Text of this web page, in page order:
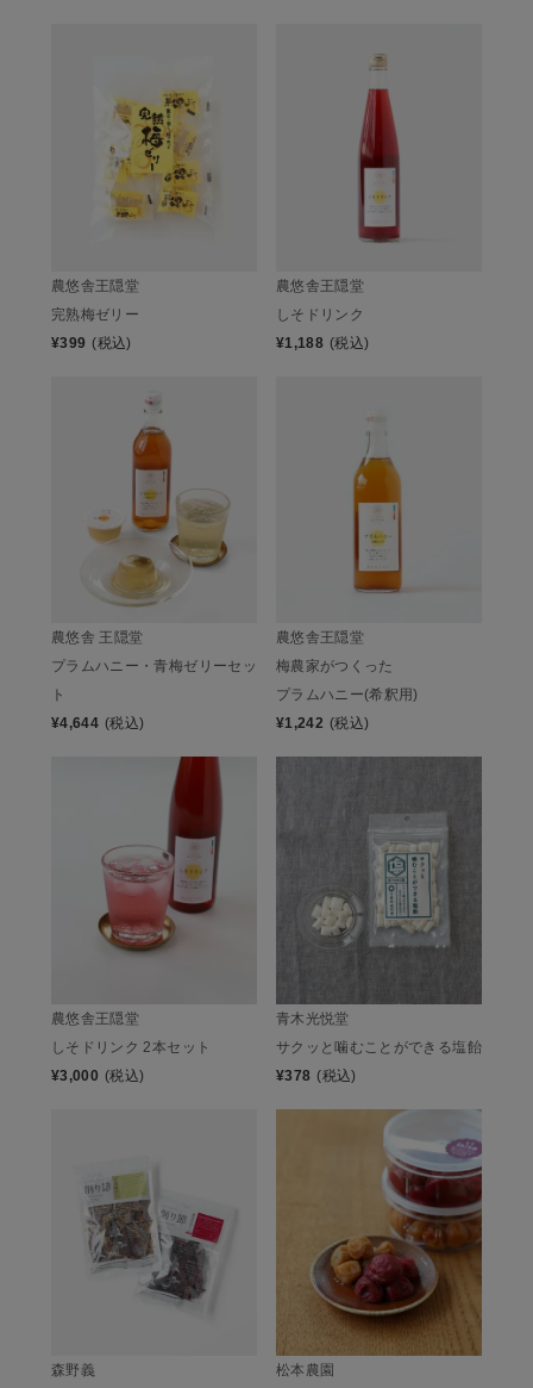
農悠舎王隠堂
完熟梅ゼリー
¥399 (税込)
農悠舎王隠堂
しそドリンク
¥1,188 (税込)
農悠舎 王隠堂
プラムハニー・青梅ゼリーセッ
ト
¥4,644 (税込)
農悠舎王隠堂
梅農家がつくった
プラムハニー(希釈用)
¥1,242 (税込)
農悠舎王隠堂
しそドリンク 2本セット
¥3,000 (税込)
青木光悦堂
サクッと噛むことができる塩飴
¥378 (税込)
森野義
松本農園